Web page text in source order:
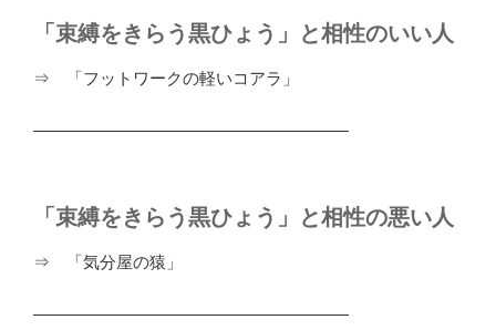
「束縛をきらう黒ひょう」と相性のいい人
⇒ 「フットワークの軽いコアラ」
―――――――――――――――――――
「束縛をきらう黒ひょう」と相性の悪い人
⇒ 「気分屋の猿」
―――――――――――――――――――